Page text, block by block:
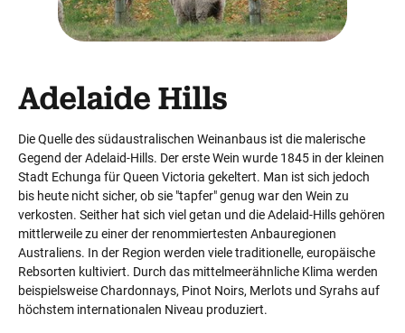
Adelaide Hills
Die Quelle des südaustralischen Weinanbaus ist die malerische
Gegend der Adelaid-Hills. Der erste Wein wurde 1845 in der kleinen
Stadt Echunga für Queen Victoria gekeltert. Man ist sich jedoch
bis heute nicht sicher, ob sie "tapfer" genug war den Wein zu
verkosten. Seither hat sich viel getan und die Adelaid-Hills gehören
mittlerweile zu einer der renommiertesten Anbauregionen
Australiens. In der Region werden viele traditionelle, europäische
Rebsorten kultiviert. Durch das mittelmeerähnliche Klima werden
beispielsweise Chardonnays, Pinot Noirs, Merlots und Syrahs auf
höchstem internationalen Niveau produziert.